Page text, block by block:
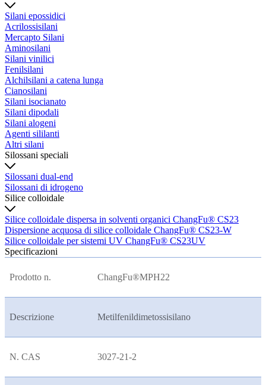
Silani epossidici
Acrilossisilani
Mercapto Silani
Aminosilani
Silani vinilici
Fenilsilani
Alchilsilani a catena lunga
Cianosilani
Silani isocianato
Silani dipodali
Silani alogeni
Agenti sililanti
Altri silani
Silossani speciali
Silossani dual-end
Silossani di idrogeno
Silice colloidale
Silice colloidale dispersa in solventi organici ChangFu® CS23
Dispersione acquosa di silice colloidale ChangFu® CS23-W
Silice colloidale per sistemi UV ChangFu® CS23UV
Specificazioni
Prodotto n. ChangFu®MPH22
Descrizione Metilfenildimetossisilano
N. CAS 3027-21-2